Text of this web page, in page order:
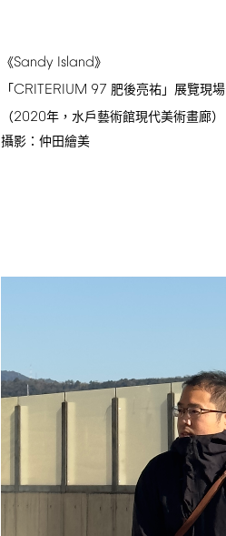
《Sandy Island》
「CRITERIUM 97 肥後亮祐」展覽現場
（2020年，水戶藝術館現代美術畫廊）
攝影：仲田繪美